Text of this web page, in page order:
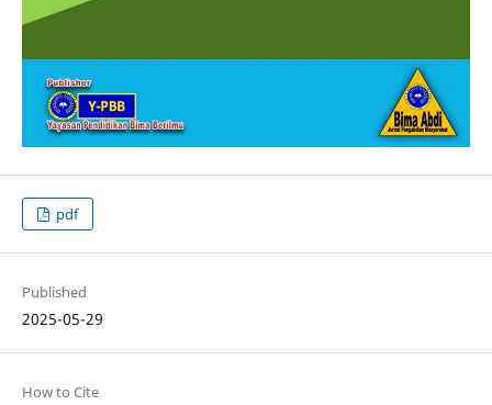
pdf
Published
2025-05-29
How to Cite